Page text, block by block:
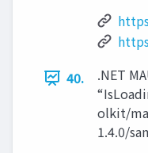
40.
.NET
olkit/
1.4.0/